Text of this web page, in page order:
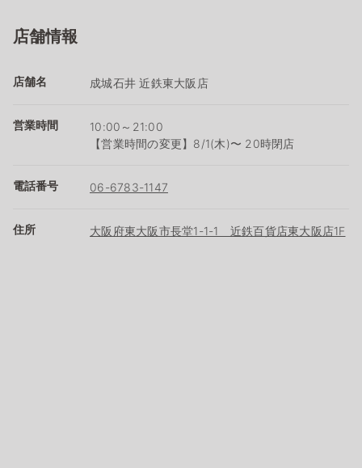
店舗情報
店舗名 成城石井 近鉄東大阪店
営業時間
10:00～21:00
【営業時間の変更】8/1(木)〜 20時閉店
電話番号 06-6783-1147
住所 大阪府東大阪市長堂1-1-1 近鉄百貨店東大阪店1F